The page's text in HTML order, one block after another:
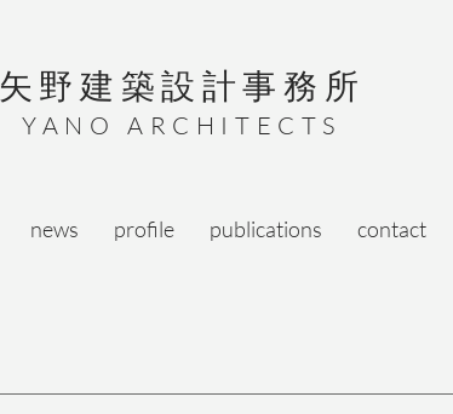
矢野建築設計事務所
YANO ARCHITECTS
news profile publications contact